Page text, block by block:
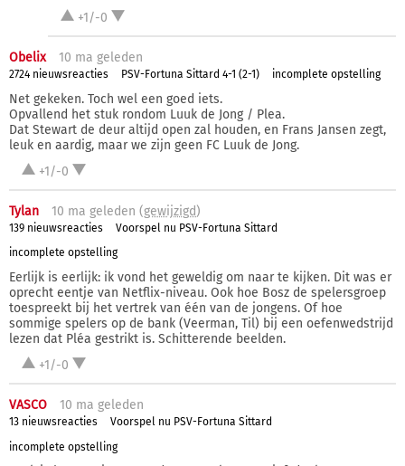
+1/-0
Obelix 10 ma geleden
2724 nieuwsreacties PSV-Fortuna Sittard 4-1 (2-1) incomplete opstelling
Net gekeken. Toch wel een goed iets.
Opvallend het stuk rondom Luuk de Jong / Plea.
Dat Stewart de deur altijd open zal houden, en Frans Jansen zegt,
leuk en aardig, maar we zijn geen FC Luuk de Jong.
+1/-0
Tylan 10 ma geleden (gewijzigd)
139 nieuwsreacties
Voorspel nu PSV-Fortuna Sittard
incomplete opstelling
Eerlijk is eerlijk: ik vond het geweldig om naar te kijken. Dit was er
oprecht eentje van Netflix-niveau. Ook hoe Bosz de spelersgroep
toespreekt bij het vertrek van één van de jongens. Of hoe
sommige spelers op de bank (Veerman, Til) bij een oefenwedstrijd
lezen dat Pléa gestrikt is. Schitterende beelden.
+1/-0
VASCO 10 ma geleden
13 nieuwsreacties
Voorspel nu PSV-Fortuna Sittard
incomplete opstelling